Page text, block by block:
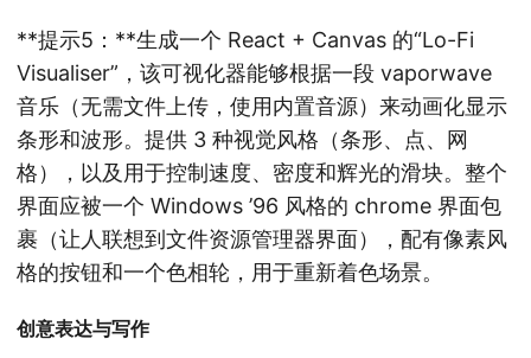
**提示5：**生成一个 React + Canvas 的“Lo-Fi
Visualiser”，该可视化器能够根据一段 vaporwave
音乐（无需文件上传，使用内置音源）来动画化显示
条形和波形。提供 3 种视觉风格（条形、点、网
格），以及用于控制速度、密度和辉光的滑块。整个
界面应被一个 Windows ’96 风格的 chrome 界面包
裹（让人联想到文件资源管理器界面），配有像素风
格的按钮和一个色相轮，用于重新着色场景。
创意表达与写作